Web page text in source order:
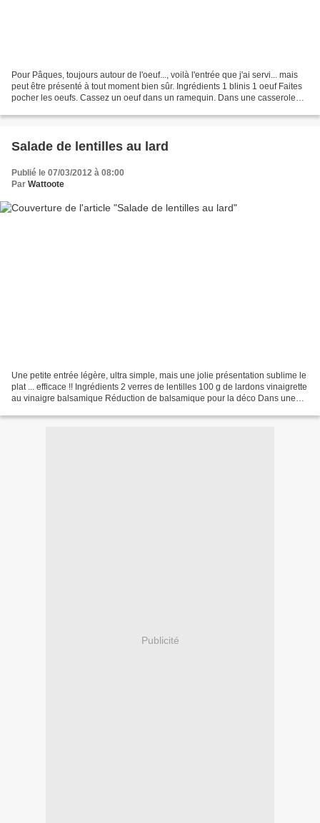
Pour Pâques, toujours autour de l'oeuf..., voilà l'entrée que j'ai servi... mais
peut être présenté à tout moment bien sûr. Ingrédients 1 blinis 1 oeuf Faites
pocher les oeufs. Cassez un oeuf dans un ramequin. Dans une casserole
Salade de lentilles au lard
Publié le 07/03/2012 à 08:00
Par Wattoote
Une petite entrée légère, ultra simple, mais une jolie présentation sublime le
plat ... efficace !! Ingrédients 2 verres de lentilles 100 g de lardons vinaigrette
au vinaigre balsamique Réduction de balsamique pour la déco Dans une
Publicité